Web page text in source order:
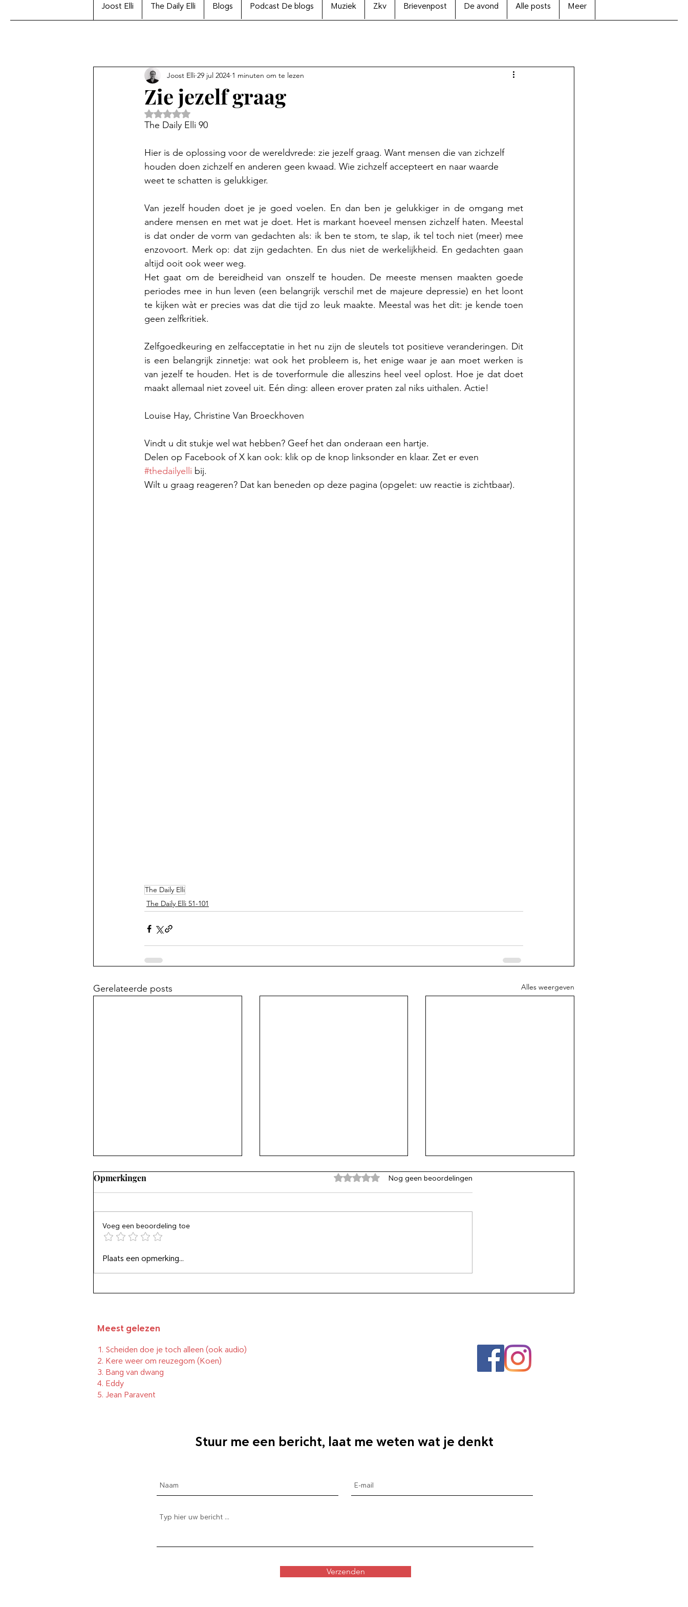
Joost Elli The Daily Elli Blogs Podcast De blogs Muziek Zkv Brievenpost De avond Alle posts Meer
Zie jezelf graag
Joost Elli 29 jul 2024 1 minuten om te lezen
Beoordeeld met NaN uit 5 sterren.
The Daily Elli 90
Hier is de oplossing voor de wereldvrede: zie jezelf graag. Want mensen die van zichzelf
houden doen zichzelf en anderen geen kwaad. Wie zichzelf accepteert en naar waarde
weet te schatten is gelukkiger.
Van jezelf houden doet je je goed voelen. En dan ben je gelukkiger in de omgang met
andere mensen en met wat je doet. Het is markant hoeveel mensen zichzelf haten. Meestal
is dat onder de vorm van gedachten als: ik ben te stom, te slap, ik tel toch niet (meer) mee
enzovoort. Merk op: dat zijn gedachten. En dus niet de werkelijkheid. En gedachten gaan
altijd ooit ook weer weg.
Het gaat om de bereidheid van onszelf te houden. De meeste mensen maakten goede
periodes mee in hun leven (een belangrijk verschil met de majeure depressie) en het loont
te kijken wàt er precies was dat die tijd zo leuk maakte. Meestal was het dit: je kende toen
geen zelfkritiek.
Zelfgoedkeuring en zelfacceptatie in het nu zijn de sleutels tot positieve veranderingen. Dit
is een belangrijk zinnetje: wat ook het probleem is, het enige waar je aan moet werken is
van jezelf te houden. Het is de toverformule die alleszins heel veel oplost. Hoe je dat doet
maakt allemaal niet zoveel uit. Eén ding: alleen erover praten zal niks uithalen. Actie!
Louise Hay, Christine Van Broeckhoven
Vindt u dit stukje wel wat hebben? Geef het dan onderaan een hartje.
Delen op Facebook of X kan ook: klik op de knop linksonder en klaar. Zet er even
#thedailyelli bij.
Wilt u graag reageren? Dat kan beneden op deze pagina (opgelet: uw reactie is zichtbaar).
The Daily Elli
The Daily Elli 51-101
Gerelateerde posts Alles weergeven
Wees zuinig met positief
denken
maak je net erger
nog nooit opgelost met ander
gedachten
Opmerkingen Beoordeeld met 0 uit 5 sterren.
Nog geen beoordelingen
Voeg een beoordeling toe
Plaats een opmerking...
Meest gelezen
1. Scheiden doe je toch alleen (ook audio)
2. Kere weer om reuzegom (Koen)
3. Bang van dwang
4. Eddy
5. Jean Paravent
Stuur me een bericht, laat me weten wat je denkt
Verzenden